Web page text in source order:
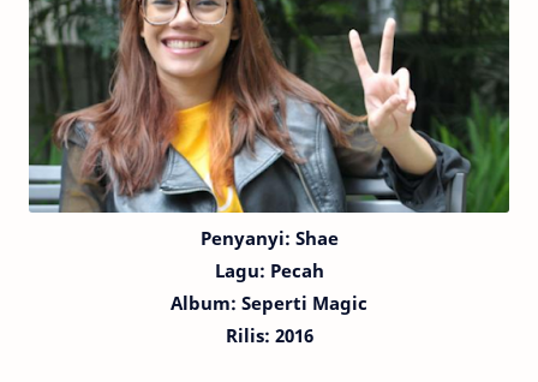
Penyanyi: Shae
Lagu: Pecah
Album: Seperti Magic
Rilis: 2016